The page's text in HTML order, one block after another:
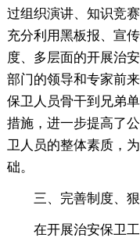
过组织演讲、知识竞
充分利用黑板报、宣
度、多层面的开展治
部门的领导和专家前
保卫人员骨干到兄弟
措施，进一步提高了
卫人员的整体素质，
础。
三、完善制度、
在开展治安保卫